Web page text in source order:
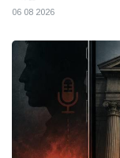
06 08 2026